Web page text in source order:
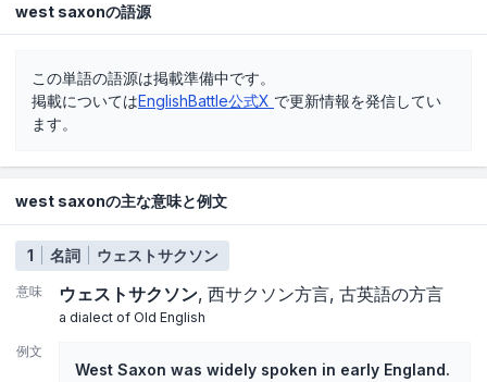
west saxonの語源
この単語の語源は掲載準備中です。
掲載についてはEnglishBattle公式X で更新情報を発信してい
ます。
west saxonの主な意味と例文
1 名詞 ウェストサクソン
意味 ウェストサクソン 西サクソン方言 古英語の方言
a dialect of Old English
例文
West Saxon was widely spoken in early England.